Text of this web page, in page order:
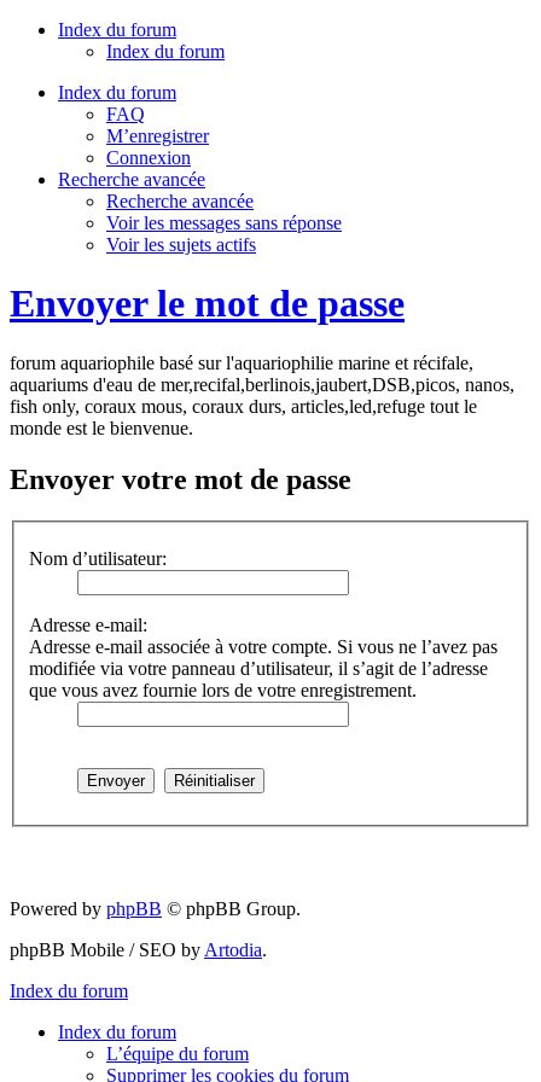
Index du forum
Index du forum
Index du forum
FAQ
M’enregistrer
Connexion
Recherche avancée
Recherche avancée
Voir les messages sans réponse
Voir les sujets actifs
Envoyer le mot de passe
forum aquariophile basé sur l'aquariophilie marine et récifale,
aquariums d'eau de mer,recifal,berlinois,jaubert,DSB,picos, nanos,
fish only, coraux mous, coraux durs, articles,led,refuge tout le
monde est le bienvenue.
Envoyer votre mot de passe
Nom d’utilisateur:
Adresse e-mail:
Adresse e-mail associée à votre compte. Si vous ne l’avez pas
modifiée via votre panneau d’utilisateur, il s’agit de l’adresse
que vous avez fournie lors de votre enregistrement.
Powered by phpBB © phpBB Group.
phpBB Mobile / SEO by Artodia.
Index du forum
Index du forum
L’équipe du forum
Supprimer les cookies du forum